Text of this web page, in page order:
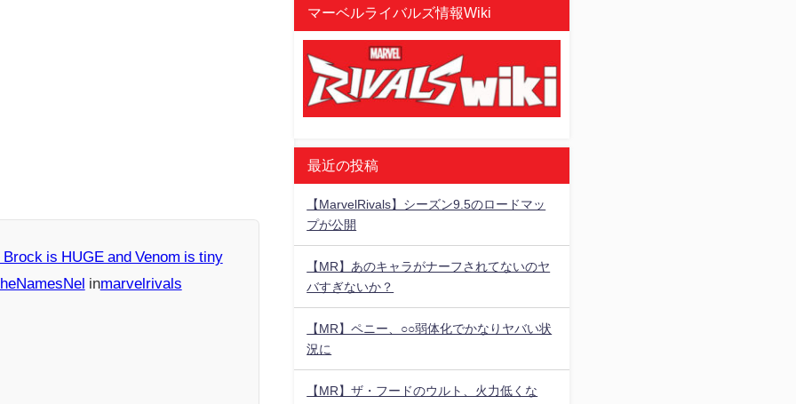
Brock is HUGE and Venom is tiny
inmarvelrivals
マーベルライバルズ情報Wiki
最近の投稿
【MarvelRivals】シーズン9.5のロードマッ
プが公開
【MR】あのキャラがナーフされてないのヤ
バすぎないか？
【MR】ペニー、○○弱体化でかなりヤバい状
況に
【MR】ザ・フードのウルト、火力低くな